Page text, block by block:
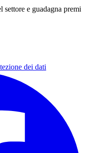
e guadagna premi
dei dati